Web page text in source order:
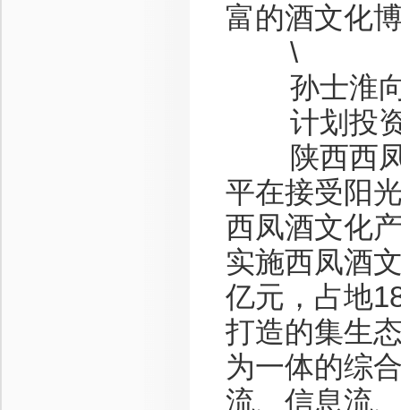
富的酒文化
\
孙士淮
计划投资
陕西西凤
平在接受阳
西凤酒文化
实施西凤酒
亿元，占地
打造的集生
为一体的综
流、信息流